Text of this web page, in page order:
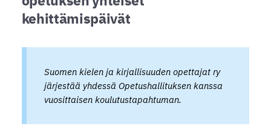
kehittämispäivät
Suomen kielen ja kirjallisuuden opettajat ry
järjestää yhdessä Opetushallituksen kanssa
vuosittaisen koulutustapahtuman.